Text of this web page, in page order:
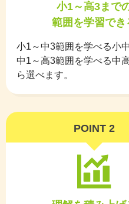
小1～高3まで
範囲を学習でき
小1～中3範囲を学べる小
中1～高3範囲を学べる中
ら選べます。
POINT 2